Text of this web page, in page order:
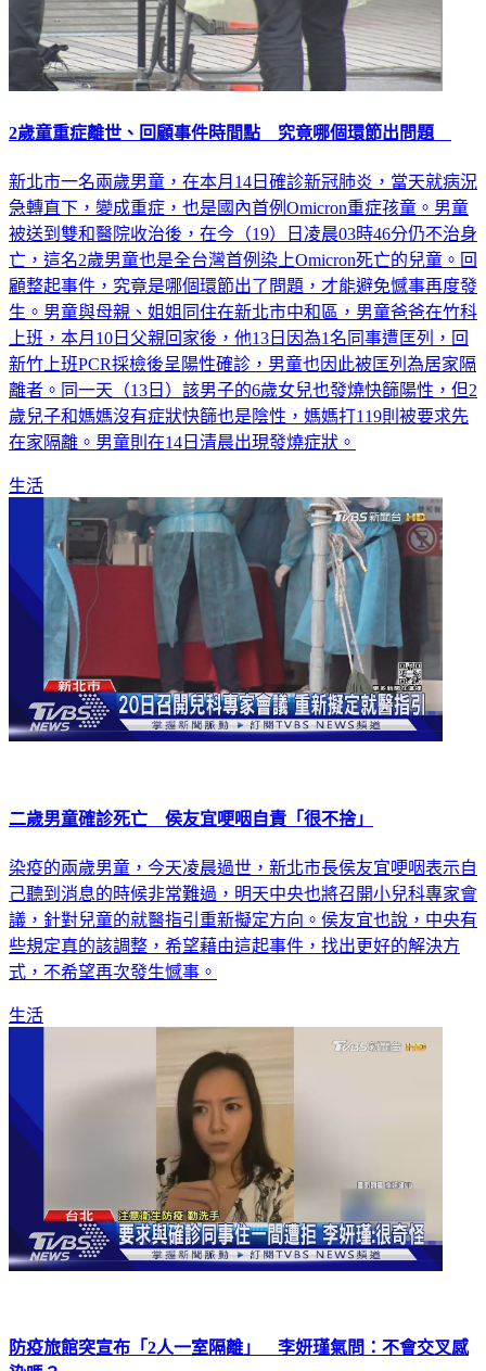
2歲童重症離世、回顧事件時間點 究竟哪個環節出問題
新北市一名兩歲男童，在本月14日確診新冠肺炎，當天就病況
急轉直下，變成重症，也是國內首例Omicron重症孩童。男童
被送到雙和醫院收治後，在今（19）日凌晨03時46分仍不治身
亡，這名2歲男童也是全台灣首例染上Omicron死亡的兒童。回
顧整起事件，究竟是哪個環節出了問題，才能避免憾事再度發
生。男童與母親、姐姐同住在新北市中和區，男童爸爸在竹科
上班，本月10日父親回家後，他13日因為1名同事遭匡列，回
新竹上班PCR採檢後呈陽性確診，男童也因此被匡列為居家隔
離者。同一天（13日）該男子的6歲女兒也發燒快篩陽性，但2
歲兒子和媽媽沒有症狀快篩也是陰性，媽媽打119則被要求先
在家隔離。男童則在14日清晨出現發燒症狀。
生活
二歲男童確診死亡 侯友宜哽咽自責「很不捨」
染疫的兩歲男童，今天凌晨過世，新北市長侯友宜哽咽表示自
己聽到消息的時候非常難過，明天中央也將召開小兒科專家會
議，針對兒童的就醫指引重新擬定方向。侯友宜也說，中央有
些規定真的該調整，希望藉由這起事件，找出更好的解決方
式，不希望再次發生憾事。
生活
防疫旅館突宣布「2人一室隔離」 李妍瑾氣問：不會交叉感